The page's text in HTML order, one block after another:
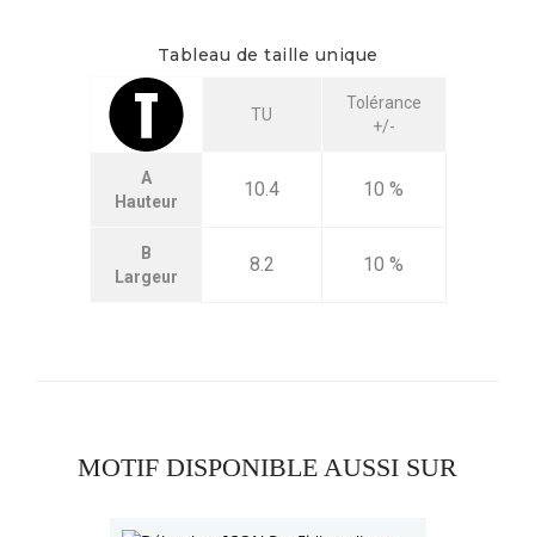
Tableau de taille unique
TU
Tolérance
+/-
A
Hauteur
10.4 10 %
B
Largeur
8.2 10 %
MOTIF DISPONIBLE AUSSI SUR